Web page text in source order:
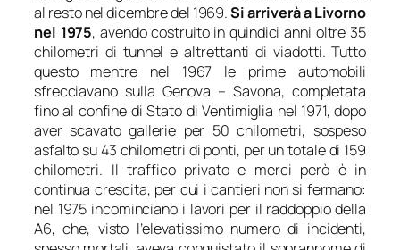
al resto nel dicembre del 1969.Si arriverà a Livorno
nel 1975, avendo costruito in quindici anni oltre 35
chilometri di tunnel e altrettanti di viadotti. Tutto
questo mentre nel 1967 le prime automobili
sfrecciavano sulla Genova – Savona, completata
fino al confine di Stato di Ventimiglia nel 1971, dopo
aver scavato gallerie per 50 chilometri, sospeso
asfalto su 43 chilometri di ponti, per un totale di 159
chilometri. Il traffico privato e merci però è in
continua crescita, per cui i cantieri non si fermano:
nel 1975 incominciano i lavori per il raddoppio della
A6, che, visto l’elevatissimo numero di incidenti,